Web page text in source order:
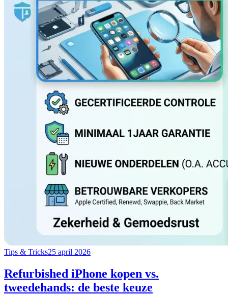
Tips & Tricks25 april 2026
Refurbished iPhone kopen vs.
tweedehands: de beste keuze